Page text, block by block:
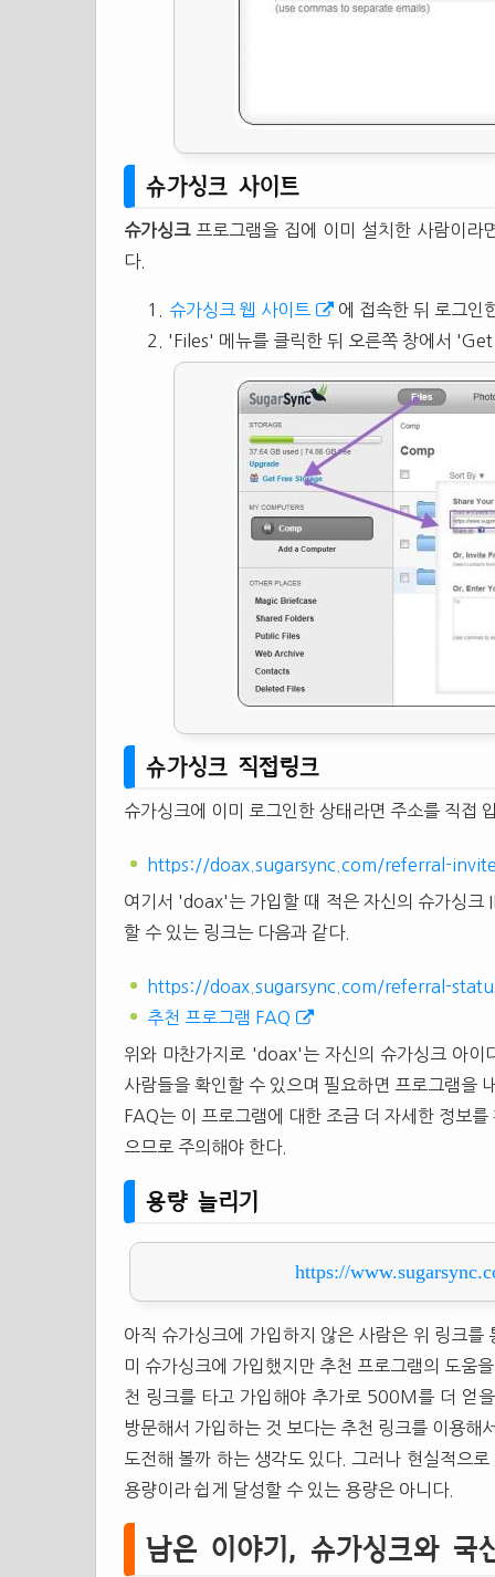
슈가싱크 사이트
슈가싱크프로그램을 집에 이미 설치한 사람이라
다.
슈가싱크 웹 사이트
에 접속한 뒤 로그인
'Files' 메뉴를 클릭한 뒤 오른쪽 창에서
슈가싱크 직접링크
슈가싱크에 이미 로그인한 상태라면 주소를 직접
https://doax.sugarsync.com/referral-
여기서 'doax'는 가입할 때 적은 자신의 슈가싱크
할 수 있는 링크는 다음과 같다.
https://doax.sugarsync.com/referral-
추천 프로그램 FAQ
위와 마찬가지로 'doax'는 자신의 슈가싱크 아이
사람들을 확인할 수 있으며 필요하면 프로그램을
FAQ는 이 프로그램에 대한 조금 더 자세한 정보
으므로 주의해야 한다.
용량 늘리기
https://
아직 슈가싱크에 가입하지 않은 사람은 위 링크
미 슈가싱크에 가입했지만 추천 프로그램의 도움
천 링크를 타고 가입해야 추가로 500M를 더 얻
방문해서 가입하는 것 보다는 추천 링크를 이용
도전해 볼까 하는 생각도 있다. 그러나 현실적으
용량이라 쉽게 달성할 수 있는 용량은 아니다.
남은 이야기, 슈가싱크와 국